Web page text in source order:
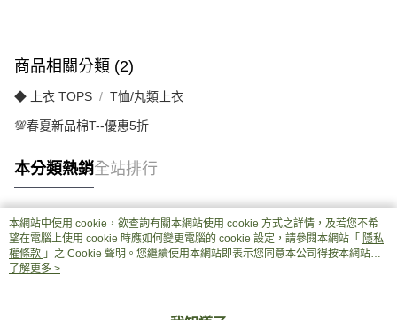
商品相關分類 (2)
◆ 上衣 TOPS T恤/丸類上衣
💯春夏新品棉T--優惠5折
本分類熱銷全站排行
熱門標籤
本網站中使用 cookie，欲查詢有關本網站使用 cookie 方式之詳情，及若您不希
望在電腦上使用 cookie 時應如何變更電腦的 cookie 設定，請參閱本網站「 隱私
權條款 」之 Cookie 聲明。您繼續使用本網站即表示您同意本公司得按本網站使
用條款之 Cookie 聲明使用 cookie。
了解更多 >